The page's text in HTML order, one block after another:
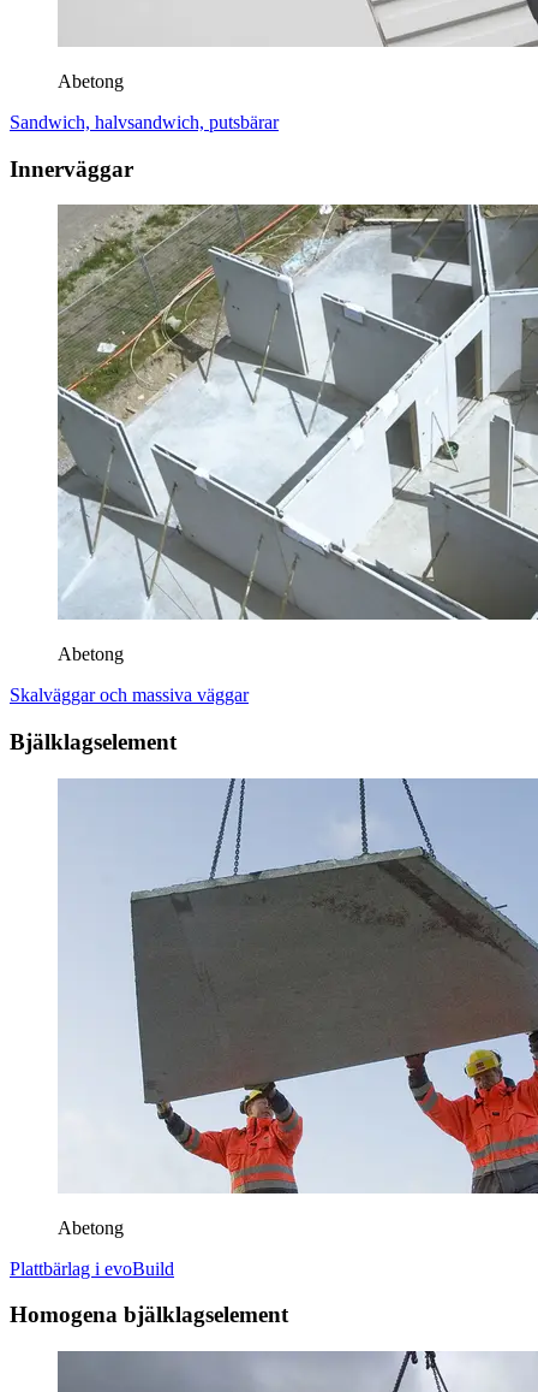
Abetong
Sandwich, halvsandwich, putsbärar
Innerväggar
Abetong
Skalväggar och massiva väggar
Bjälklagselement
Abetong
Plattbärlag i evoBuild
Homogena bjälklagselement